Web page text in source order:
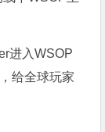
进入WSOP
给全球玩家